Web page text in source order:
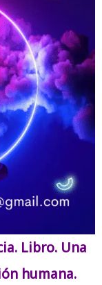
Libro. Una
humana.